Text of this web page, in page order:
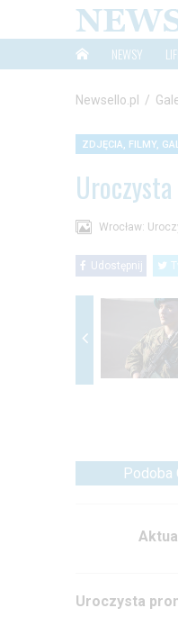
NEWSY
Newsello.pl /
ZDJĘCIA, FILMY,
Wrocław:
Udostępnij
Podoba
Uroczysta